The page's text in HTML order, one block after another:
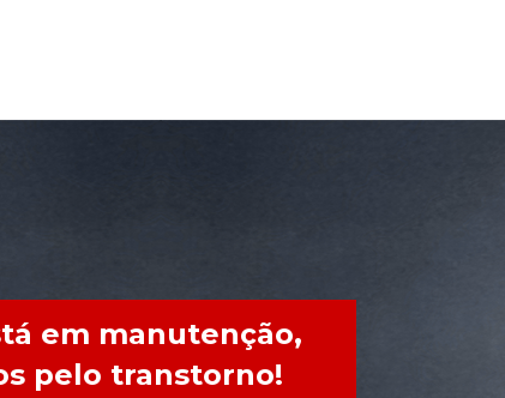
em manutenção,
pelo transtorno!